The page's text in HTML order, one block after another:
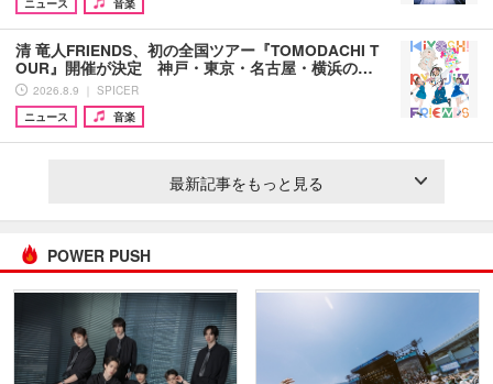
ニュース
音楽
清 竜人FRIENDS、初の全国ツアー『TOMODACHI T
OUR』開催が決定 神戸・東京・名古屋・横浜の…
2026.8.9 ｜ SPICER
ニュース
音楽
最新記事をもっと見る
POWER PUSH